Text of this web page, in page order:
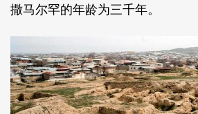
撒马尔罕的年龄为三千年。